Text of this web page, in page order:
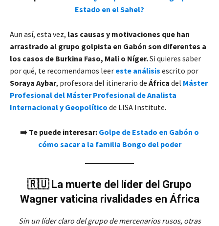
Estado en el Sahel?
Aun así, esta vez, las causas y motivaciones que han
arrastrado al grupo golpista en Gabón son diferentes a
los casos de Burkina Faso, Mali o Níger.Si quieres saber
por qué, te recomendamos leer este análisis escrito por
Soraya Aybar, profesora del itinerario de África del Máster
Profesional del Máster Profesional de Analista
Internacional y Geopolítico de LISA Institute.
➡️ Te puede interesar: Golpe de Estado en Gabón o
cómo sacar a la familia Bongo del poder
🇷🇺 La muerte del líder del Grupo
Wagner vaticina rivalidades en África
Sin un líder claro del grupo de mercenarios rusos, otras